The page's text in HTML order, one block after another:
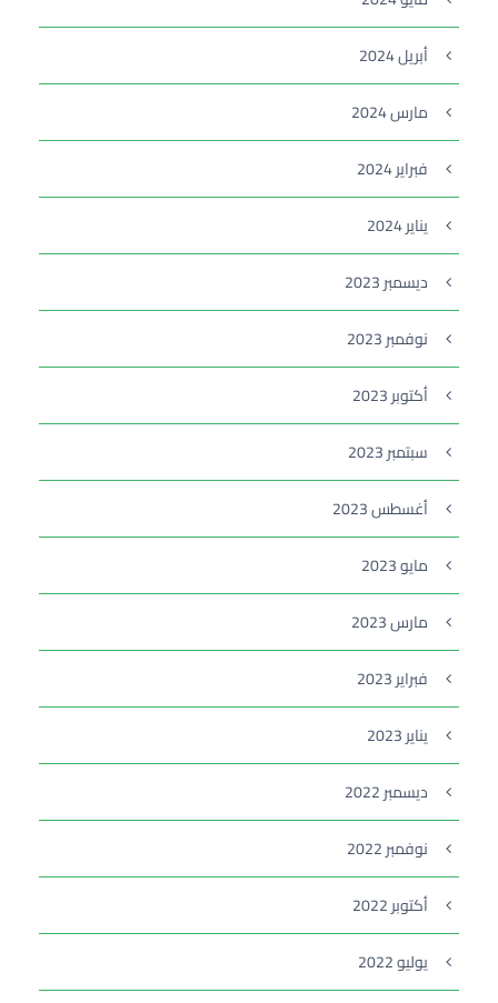
أبريل 2024
مارس 2024
فبراير 2024
يناير 2024
ديسمبر 2023
نوفمبر 2023
أكتوبر 2023
سبتمبر 2023
أغسطس 2023
مايو 2023
مارس 2023
فبراير 2023
يناير 2023
ديسمبر 2022
نوفمبر 2022
أكتوبر 2022
يوليو 2022